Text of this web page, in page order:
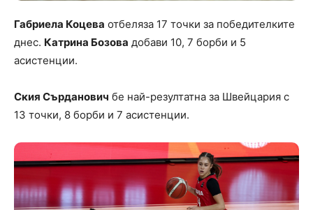
Габриела Коцева отбеляза 17 точки за победителките
днес. Катрина Бозова добави 10, 7 борби и 5
асистенции.
Ския Сърданович бе най-резултатна за Швейцария с
13 точки, 8 борби и 7 асистенции.